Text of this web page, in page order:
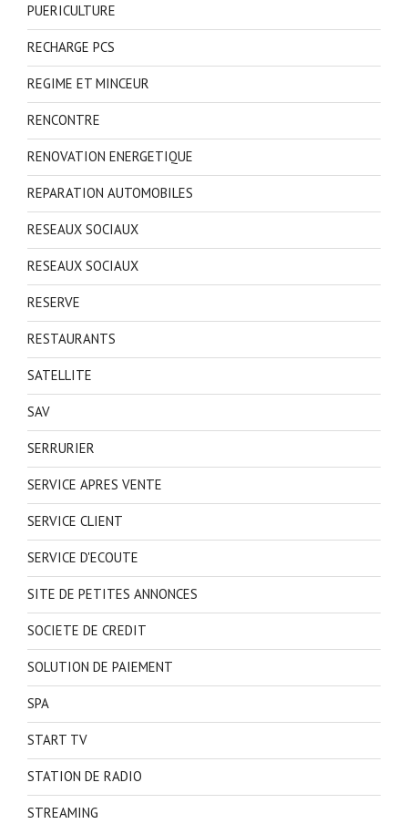
PUERICULTURE
RECHARGE PCS
REGIME ET MINCEUR
RENCONTRE
RENOVATION ENERGETIQUE
REPARATION AUTOMOBILES
RESEAUX SOCIAUX
RESEAUX SOCIAUX
RESERVE
RESTAURANTS
SATELLITE
SAV
SERRURIER
SERVICE APRES VENTE
SERVICE CLIENT
SERVICE D'ECOUTE
SITE DE PETITES ANNONCES
SOCIETE DE CREDIT
SOLUTION DE PAIEMENT
SPA
START TV
STATION DE RADIO
STREAMING